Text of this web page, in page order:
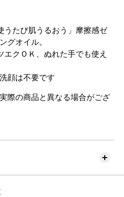
うたび肌うるおう」摩擦感ゼ
グオイル。
クＯＫ、ぬれた手でも使え
顔は不要です
際の商品と異なる場合がござ